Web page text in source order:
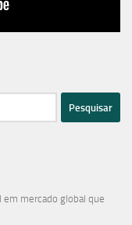
em mercado global que